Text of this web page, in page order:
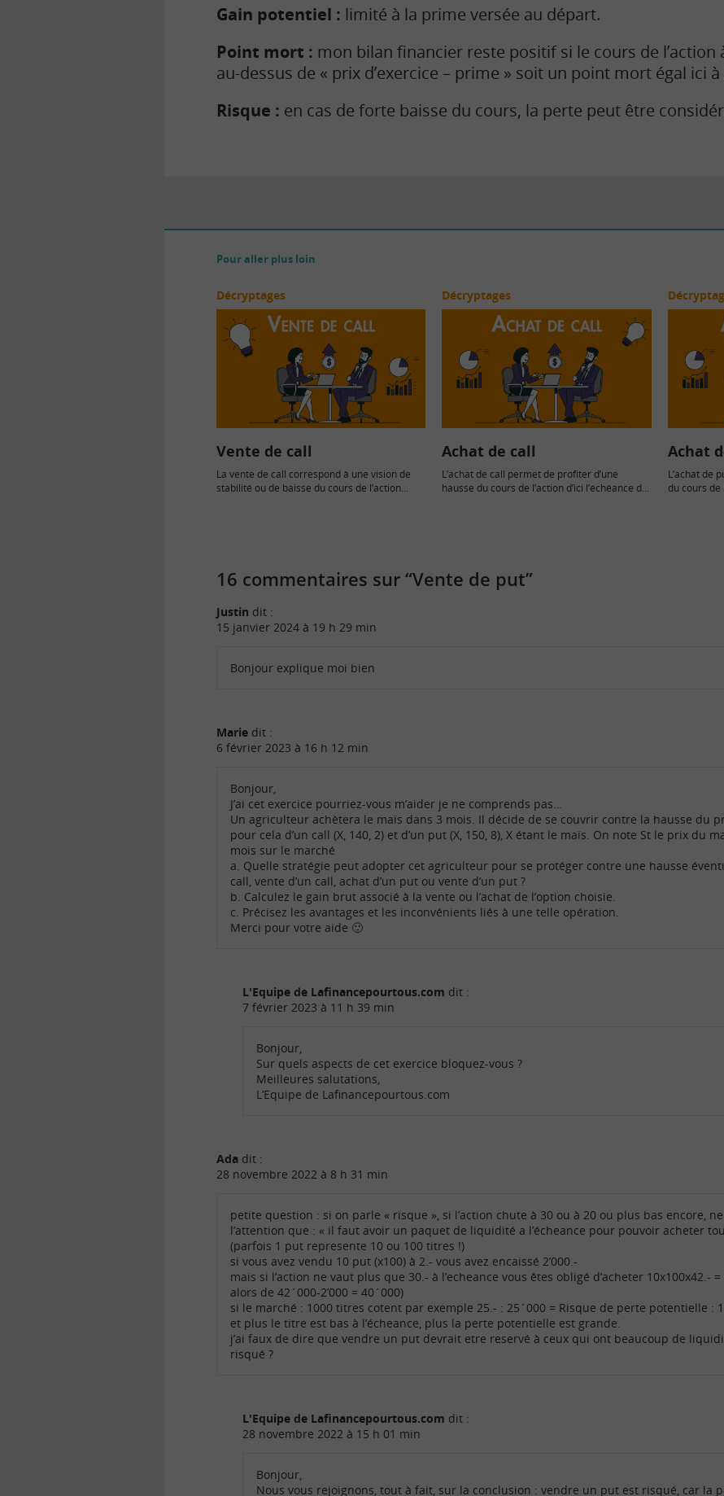
Gain potentiel : limité à la prime versée au départ.
Point mort : mon bilan financier reste positif si le cours de l’action
au-dessus de « prix d’exercice – prime » soit un point mort égal ici à
Risque : en cas de forte baisse du cours, la perte peut être
Pour aller plus loin
Décryptages
Vente de call
La vente de call correspond à une vision de
stabilité ou de baisse du cours de l’action
Décryptages
Achat de call
L’achat de call permet de profiter d’une
hausse du cours de l’action d’ici l’échéance de
Achat
L’achat de
du cours de
16 commentaires sur “Vente de put”
Justin dit :
15 janvier 2024 à 19 h 29 min
Bonjour explique moi bien
Marie dit :
6 février 2023 à 16 h 12 min
Bonjour,
J’ai cet exercice pourriez-vous m’aider je ne comprends pas…
Un agriculteur achètera le maïs dans 3 mois. Il décide de se couvrir contre la hausse du
pour cela d’un call (X, 140, 2) et d’un put (X, 150, 8), X étant le maïs. On note St le prix du
mois sur le marché
a. Quelle stratégie peut adopter cet agriculteur pour se protéger contre une hausse
call, vente d’un call, achat d’un put ou vente d’un put ?
b. Calculez le gain brut associé à la vente ou l’achat de l’option choisie.
c. Précisez les avantages et les inconvénients liés à une telle opération.
Merci pour votre aide 🙂
L'Equipe de Lafinancepourtous.com dit :
7 février 2023 à 11 h 39 min
Bonjour,
Sur quels aspects de cet exercice bloquez-vous ?
Meilleures salutations,
L’Equipe de Lafinancepourtous.com
Ada dit :
28 novembre 2022 à 8 h 31 min
petite question : si on parle « risque », si l’action chute à 30 ou à 20 ou plus bas encore,
l’attention que : « il faut avoir un paquet de liquidité a l’écheance pour pouvoir acheter
(parfois 1 put represente 10 ou 100 titres !)
si vous avez vendu 10 put (x100) à 2.- vous avez encaissé 2’000.-
mais si l’action ne vaut plus que 30.- à l’echeance vous êtes obligé d’acheter 10x100x42.-
alors de 42´000-2’000 = 40´000)
si le marché : 1000 titres cotent par exemple 25.- : 25´000 = Risque de perte potentielle :
et plus le titre est bas à l’écheance, plus la perte potentielle est grande.
j’ai faux de dire que vendre un put devrait etre reservé à ceux qui ont beaucoup de
risqué ?
L'Equipe de Lafinancepourtous.com dit :
28 novembre 2022 à 15 h 01 min
Bonjour,
Nous vous rejoignons, tout à fait, sur la conclusion : vendre un put est risqué, car la